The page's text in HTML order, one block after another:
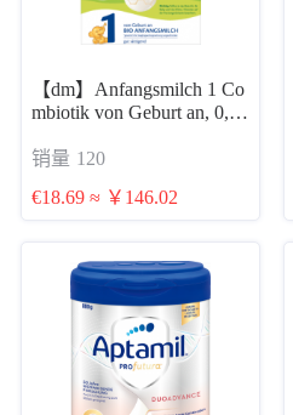
【dm】Anfangsmilch 1 Co
mbiotik von Geburt an, 0,6
6个月后 600g
销量 120
€18.69 ≈ ￥146.02